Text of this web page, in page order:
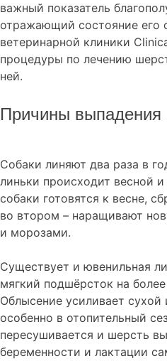
важный показатель
отражающий состояние его
ветеринарной клиники
процедуры по лечению
ней.
Причины выпадения
Собаки линяют два раза в
линьки происходит весной
собаки готовятся к весне,
во втором – наращивают
и морозами.
Существует и ювенильная
мягкий подшёрсток на
Облысение усиливает
особенно в отопительный
пересушивается и шерсть
беременности и лактации